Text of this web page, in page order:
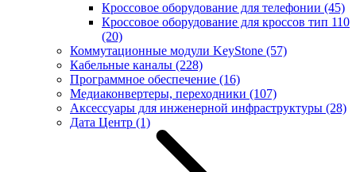
Кроссовое оборудование для телефонии (45)
Кроссовое оборудование для кроссов тип 110
(20)
Коммутационные модули KeyStone (57)
Кабельные каналы (228)
Программное обеспечение (16)
Медиаконвертеры, переходники (107)
Аксессуары для инженерной инфраструктуры (28)
Дата Центр (1)